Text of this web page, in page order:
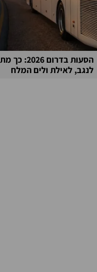
הסעות
לנגב, לאילת ולים המלח